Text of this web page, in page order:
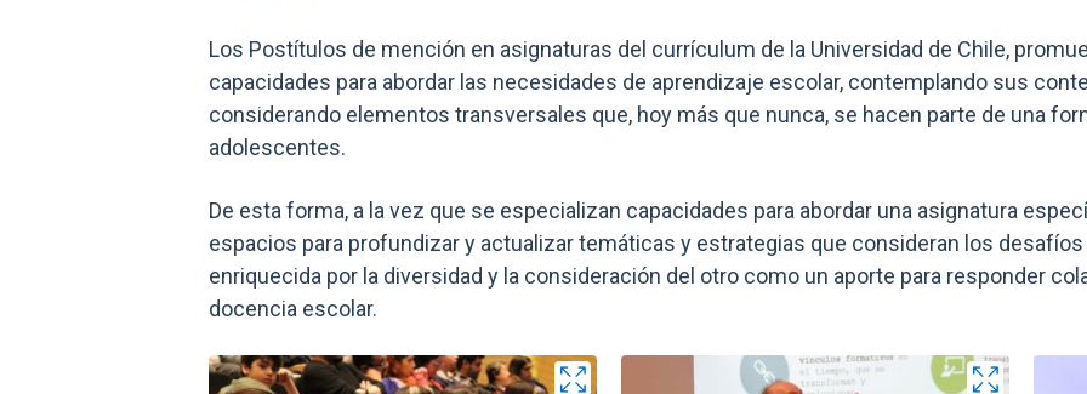
Los Postítulos de mención en asignaturas del currículum de la Universidad de Chile,
capacidades para abordar las necesidades de aprendizaje escolar, contemplando sus
considerando elementos transversales que, hoy más que nunca, se hacen parte de una
adolescentes.
De esta forma, a la vez que se especializan capacidades para abordar una asignatura
espacios para profundizar y actualizar temáticas y estrategias que consideran los desafíos
enriquecida por la diversidad y la consideración del otro como un aporte para responder
docencia escolar.
Zoom